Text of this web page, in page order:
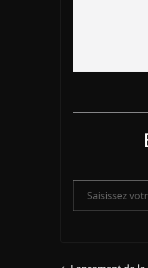
Saisissez votre adresse e-mail…